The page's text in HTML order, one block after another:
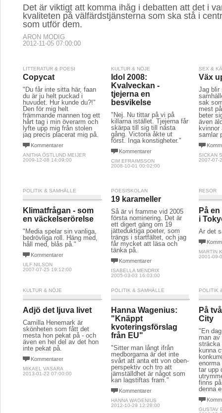
Det är viktigt att komma ihåg i debatten att det i
kvaliteten på välfärdstjänsterna som ska stå i
som utför dem.
ARON MODIG
2012-11-05 07:00:00
LITTERATUR & POESI
Copycat
"Du får inte sitta här, faan
du är ju helt puckad i
huvudet. Hur kunde du?!"
Den för mig helt
främmande mannen tog ett
hårt tag i min överarm och
lyfte upp mig från stolen
jag precis placerat mig på.
Kommentarer
ANITHA ÖSTLUND MEIJER
2009-12-08 14:09:00
KULTUR & NÖJE
Idol 2008:
Kvalveckan -
tjejerna en
besvikelse
"Nej. Nu tittar på vi på
killarna istället. Tjejerna får
skärpa till sig till nästa
gång. Victoria åkte ut
först. Inga konstigheter."
Kommentarer
CIM EFRAIMSSON
2008-10-01 00:02:00
SEX &
Väx
Jag blir
sak
mest
beter
även
kvinnor
samlar
SICKAN
2007-07-
POLITIK & SAMHÄLLE
Klimatfrågan - som
en väckelserörelse
"Media spelar sin vanliga,
bedrövliga roll. Häng med,
håll med, blås på."
Kommentarer
ULF NILSON
2007-07-25 19:12:00
POESISKOLAN
19 karameller
Så är vi framme vid 2005
första nominering. Det är
ett digert gäng om 19
jätteduktiga poeter, som
trängs i startfältet, och jag
får mycket att läsa och
tänka på.
Kommentarer
ISABELLA MENDRIX
2005-03-03 16:03:00
RESOR
På
i
Är det
MARTIN
2001-09-
KULTUR & NÖJE
Adjö det ljuva livet
Camilla Henemark är
skönheten som fått det
mesta hon pekat på - och
även en hel del av det hon
inte pekat på.
Kommentarer
MIKAEL VASARA
2013-01-22 07:00:00
POLITIK & SAMHÄLLE
Hanna Wagenius:
"Knäppt
kvoteringsförslag
från EU"
"Sitter man långt ifrån
medborgarna är det inte
svårt att anta ett von oben-
perspektiv och tro att
jämställdhet är något som
kan lagstiftas fram."
Kommentarer
HANNA WAGENIUS
2012-10-29 12:28:00
POLITIK
På
City
"En
man av
sträcka
kunna
tar upp
finns
denna
GUSTAV